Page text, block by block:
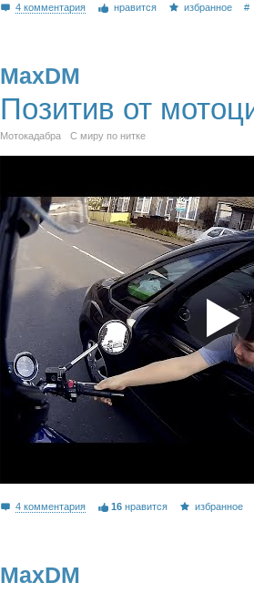
4 комментария нравится избранное #
MaxDM
Позитив от
Мотокадабра С миру по нитке
4 комментария 16 нравится избранное
MaxDM